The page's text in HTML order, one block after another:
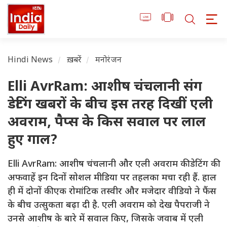
Hindi News ख़बरें मनोरंजन
Elli AvrRam: आशीष चंचलानी संग
डेटिंग खबरों के बीच इस तरह दिखीं एली
अवराम, पैप्स के किस सवाल पर लाल
हुए गाल?
Elli AvrRam: आशीष चंचलानी और एली अवराम की डेटिंग की
अफवाहें इन दिनों सोशल मीडिया पर तहलका मचा रही हैं. हाल
ही में दोनों की एक रोमांटिक तस्वीर और मजेदार वीडियो ने फैंस
के बीच उत्सुकता बढ़ा दी है. एली अवराम को देख पैपराजी ने
उनसे आशीष के बारे में सवाल किए, जिसके जवाब में एली